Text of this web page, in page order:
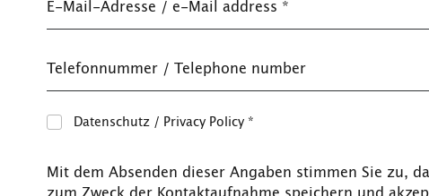
E-Mail-Adresse / e-Mail address *
Telefonnummer / Telephone number
Datenschutz / Privacy Policy *
Mit dem Absenden dieser Angaben stimmen Sie zu,
zum Zweck der Kontaktaufnahme speichern und